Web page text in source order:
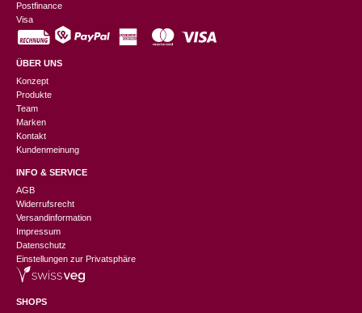
Postfinance
Visa
ÜBER UNS
Konzept
Produkte
Team
Marken
Kontakt
Kundenmeinung
INFO & SERVICE
AGB
Widerrufsrecht
Versandinformation
Impressum
Datenschutz
Einstellungen zur Privatsphäre
SHOPS